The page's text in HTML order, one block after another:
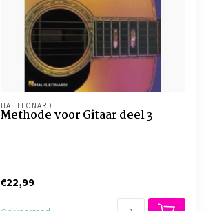
HAL LEONARD
Methode voor Gitaar deel 3
€22,99